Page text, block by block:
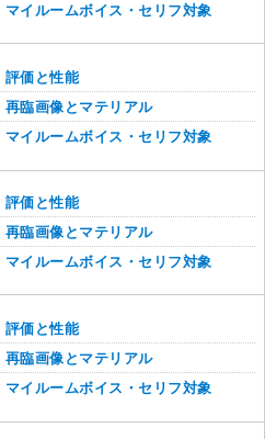
マイルームボイス・セリフ対象
評価と性能
再臨画像とマテリアル
マイルームボイス・セリフ対象
評価と性能
再臨画像とマテリアル
マイルームボイス・セリフ対象
評価と性能
再臨画像とマテリアル
マイルームボイス・セリフ対象